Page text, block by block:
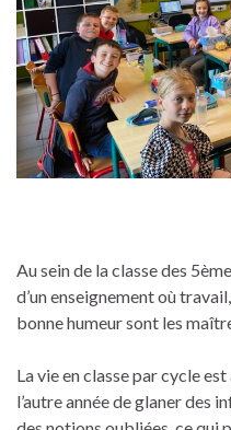
Au sein de la classe des
d’un enseignement où
bonne humeur sont les
La vie en classe par cycle est
l’autre année de glaner des